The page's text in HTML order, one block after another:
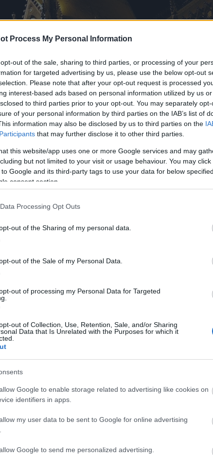
Process My Personal Information
out of the sale, sharing to third parties, or processing of your
for targeted advertising by us, please use the below opt-out
Please note that after your opt-out request is processed
interest-based ads based on personal information utilized by us
to third parties prior to your opt-out. You may separately
of your personal information by third parties on the IAB’s list of
information may also be disclosed by us to third parties on the
that may further disclose it to other third parties.
this website/app uses one or more Google services and may
but not limited to your visit or usage behaviour. You may
Google and its third-party tags to use your data for below
consent section.
Processing Opt Outs
out of the Sharing of my personal data.
out of the Sale of my Personal Data.
out of processing my Personal Data for Targeted
out of Collection, Use, Retention, Sale, and/or Sharing
Data that Is Unrelated with the Purposes for which it
Google to enable storage related to advertising like cookies on
identifiers in apps.
my user data to be sent to Google for online advertising
Google to send me personalized advertising.
következő épület, ami ilyet kap. Úgy értem, a Várbazár után, mert